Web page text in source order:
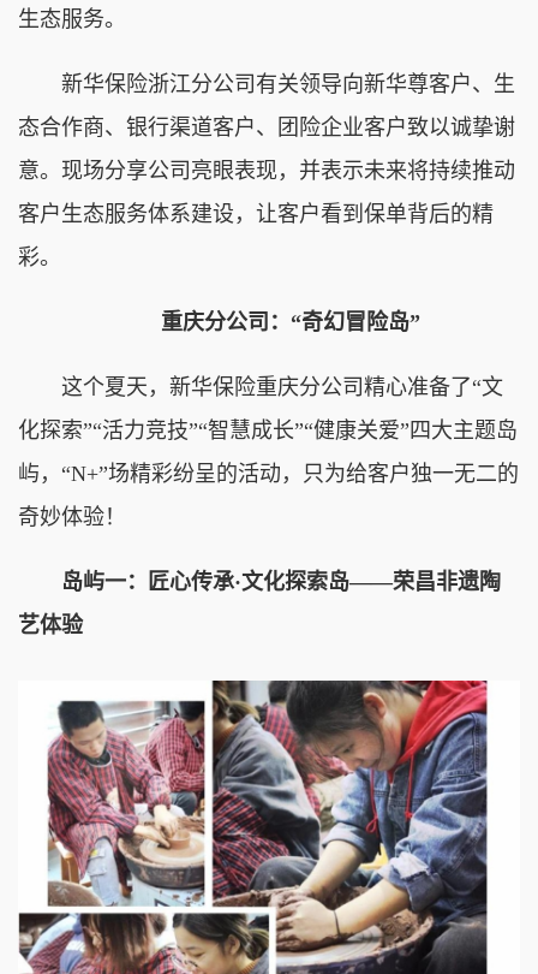
生态服务。
新华保险浙江分公司有关领导向新华尊客户、生
态合作商、银行渠道客户、团险企业客户致以诚挚谢
意。现场分享公司亮眼表现，并表示未来将持续推动
客户生态服务体系建设，让客户看到保单背后的精
彩。
重庆分公司：“奇幻冒险岛”
这个夏天，新华保险重庆分公司精心准备了“文
化探索”“活力竞技”“智慧成长”“健康关爱”四大主题岛
屿，“N+”场精彩纷呈的活动，只为给客户独一无二的
奇妙体验！
岛屿一：匠心传承·文化探索岛——荣昌非遗陶
艺体验